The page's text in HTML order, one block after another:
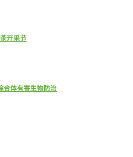
开采节
合体有害生物防治